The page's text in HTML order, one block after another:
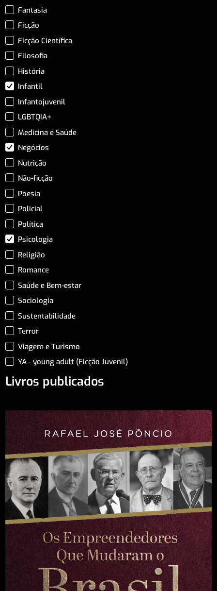
Fantasia
Ficção
Ficção Científica
Filosofia
História
Infantil
Infantojuvenil
LGBTQIA+
Medicina e Saúde
Negócios
Nutrição
Não-ficção
Poesia
Policial
Política
Psicologia
Religião
Romance
Saúde e Bem-estar
Sociologia
Sustentabilidade
Terror
Viagem e Turismo
YA - young adult (Ficção Juvenil)
Livros publicados